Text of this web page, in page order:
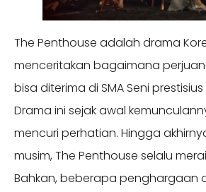
The Penthouse adalah drama
menceritakan bagaimana
bisa diterima di SMA Seni
Drama ini sejak awal
mencuri perhatian. Hingga
musim, The Penthouse selalu
Bahkan, beberapa penghargaan